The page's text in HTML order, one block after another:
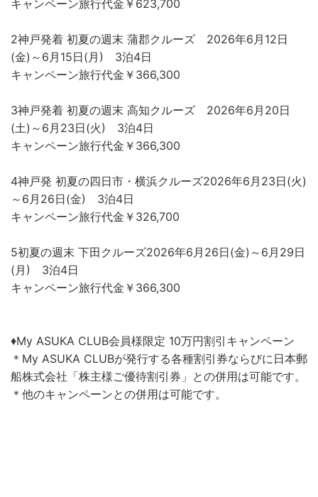
キャンペーン旅行代金￥623,700
2神戸発着 初夏の週末 蒲郡クルーズ 2026年6月12日
(金)～6月15日(月) 3泊4日
キャンペーン旅行代金￥366,300
3神戸発着 初夏の週末 高知クルーズ 2026年6月20日
(土)～6月23日(火) 3泊4日
キャンペーン旅行代金￥366,300
4神戸発 初夏の四日市・横浜クルーズ2026年6月23日(火)
～6月26日(金) 3泊4日
キャンペーン旅行代金￥326,700
5初夏の週末 下田クルーズ2026年6月26日(金)～6月29日
(月) 3泊4日
キャンペーン旅行代金￥366,300
♦My ASUKA CLUB会員様限定 10万円割引キャンペーン
＊My ASUKA CLUBが発行する各種割引券ならびに日本郵
船株式会社「株主様ご優待割引券」との併用は可能です。
＊他のキャンペーンとの併用は可能です。